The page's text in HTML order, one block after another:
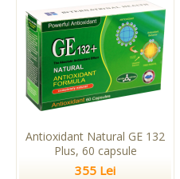
Antioxidant Natural GE 132
Plus, 60 capsule
355 Lei